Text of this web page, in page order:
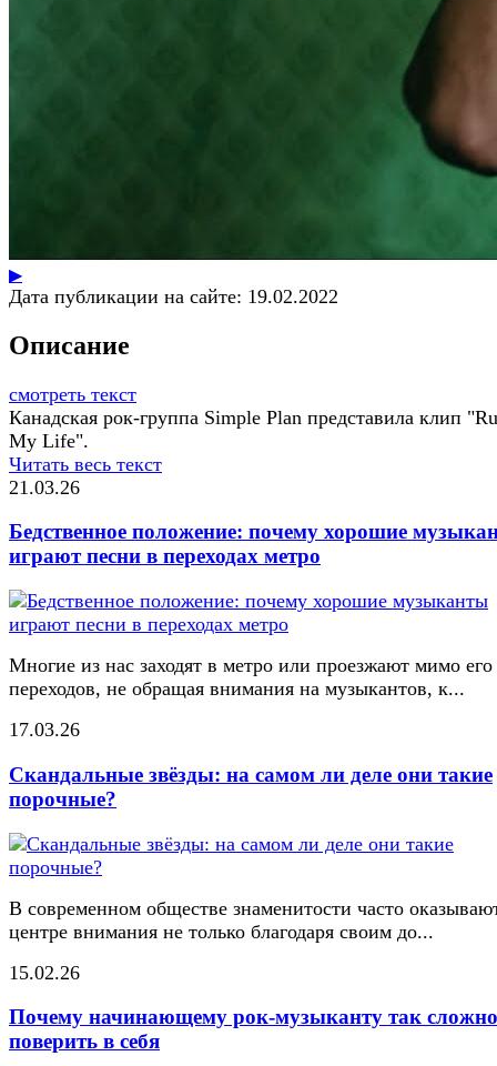
▶
Дата публикации на сайте: 19.02.2022
Описание
смотреть текст
Канадская рок-группа Simple Plan представила клип
My Life".
Читать весь текст
21.03.26
Бедственное положение: почему хорошие
играют песни в переходах метро
Многие из нас заходят в метро или проезжают мимо его
переходов, не обращая внимания на музыкантов, к...
17.03.26
Скандальные звёзды: на самом ли деле они такие
порочные?
В современном обществе знаменитости часто
центре внимания не только благодаря своим до...
15.02.26
Почему начинающему рок-музыканту так сложно
поверить в себя